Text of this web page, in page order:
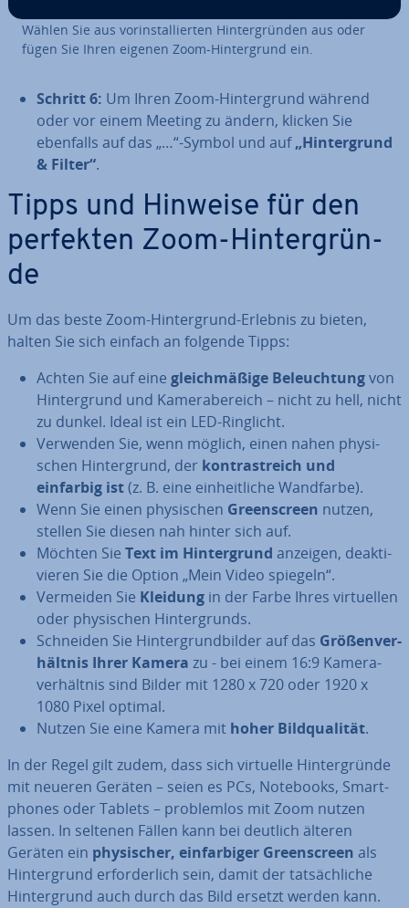
Wählen Sie aus vor­in­stal­lier­ten Hin­ter­grün­den aus oder
fügen Sie Ihren eigenen Zoom-Hin­ter­grund ein.
Schritt 6: Um Ihren Zoom-Hin­ter­grund während
oder vor einem Meeting zu ändern, klicken Sie
ebenfalls auf das „…“-Symbol und auf„Hin­ter­grund
& Filter“.
Tipps und Hinweise für den
perfekten Zoom-Hin­ter­grün­
de
Um das beste Zoom-Hin­ter­grund-Erlebnis zu bieten,
halten Sie sich einfach an folgende Tipps:
Achten Sie auf eine gleich­mä­ßi­ge Be­leuch­tungvon
Hin­ter­grund und Ka­me­ra­be­reich – nicht zu hell, nicht
zu dunkel. Ideal ist ein LED-Ringlicht.
Verwenden Sie, wenn möglich, einen nahen phy­si­
schen Hin­ter­grund, der kon­trast­reich und
einfarbig ist(z. B. eine ein­heit­li­che Wandfarbe).
Wenn Sie einen phy­si­schen Green­screen nutzen,
stellen Sie diesen nah hinter sich auf.
Möchten Sie Text im Hin­ter­grund anzeigen, de­ak­ti­
vie­ren Sie die Option „Mein Video spiegeln“.
Vermeiden Sie Kleidung in der Farbe Ihres vir­tu­el­len
oder phy­si­schen Hin­ter­grunds.
Schneiden Sie Hin­ter­grund­bil­der auf das Grö­ßen­ver­
hält­nis Ihrer Kamera zu - bei einem 16:9 Ka­me­ra­
ver­hält­nis sind Bilder mit 1280 x 720 oder 1920 x
1080 Pixel optimal.
Nutzen Sie eine Kamera mit hoher Bild­qua­li­tät.
In der Regel gilt zudem, dass sich virtuelle Hin­ter­grün­de
mit neueren Geräten – seien es PCs, Notebooks, Smart­
phones oder Tablets – pro­blem­los mit Zoom nutzen
lassen. In seltenen Fällen kann bei deutlich älteren
Geräten ein phy­si­scher, ein­far­bi­ger Green­screen als
Hin­ter­grund er­for­der­lich sein, damit der tat­säch­li­che
Hin­ter­grund auch durch das Bild ersetzt werden kann.